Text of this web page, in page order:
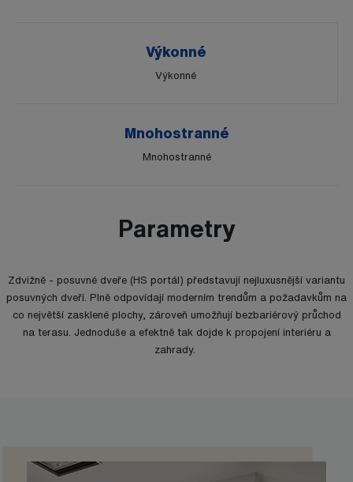
Výkonné
Výkonné
Mnohostranné
Mnohostranné
Parametry
Zdvižně - posuvné dveře (HS portál) představují nejluxusnější variantu
posuvných dveří. Plně odpovídají moderním trendům a požadavkům na
co největší zasklené plochy, zároveň umožňují bezbariérový průchod
na terasu. Jednoduše a efektně tak dojde k propojení interiéru a
zahrady.